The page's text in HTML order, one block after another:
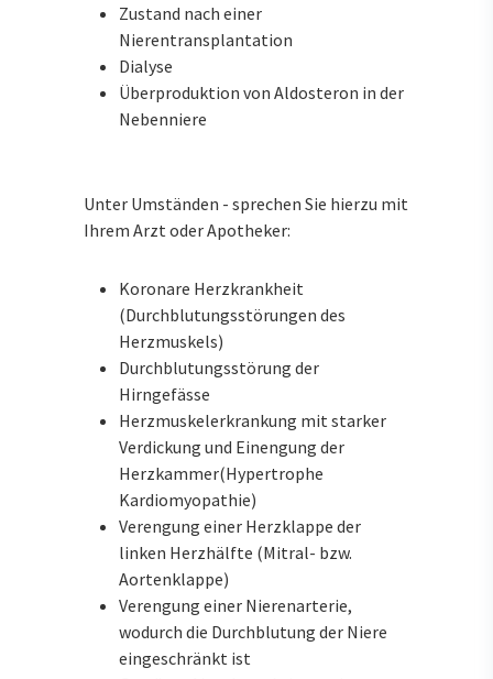
Zustand nach einer
Nierentransplantation
Dialyse
Überproduktion von Aldosteron in der
Nebenniere
Unter Umständen - sprechen Sie hierzu mit
Ihrem Arzt oder Apotheker:
Koronare Herzkrankheit
(Durchblutungsstörungen des
Herzmuskels)
Durchblutungsstörung der
Hirngefässe
Herzmuskelerkrankung mit starker
Verdickung und Einengung der
Herzkammer(Hypertrophe
Kardiomyopathie)
Verengung einer Herzklappe der
linken Herzhälfte (Mitral- bzw.
Aortenklappe)
Verengung einer Nierenarterie,
wodurch die Durchblutung der Niere
eingeschränkt ist